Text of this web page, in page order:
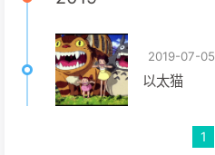
2019-07-05
以太猫
1